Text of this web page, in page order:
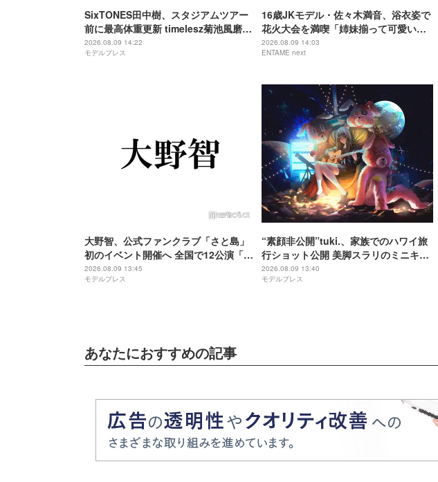
SixTONES田中樹、スタジアムツアー
前に最高体重更新 timelesz菊池風磨か
らのアドバイスにツッコミ「聞いてた
話と違うじゃないか！」
2026.08.09 14:22
モデルプレス
16歳JKモデル・佐々木満音、浴衣姿で
花火大会を満喫「姉妹揃って可愛いす
ぎ」
2026.08.09 14:03
ENTAME next
大野智、公式ファンクラブ「さと島」
初のイベント開催へ 全国で12公演「近
い距離で会えることを楽しみにしてま
す」【日程】
2026.08.09 13:45
モデルプレス
“素顔非公開”tuki.、家族でのハワイ旅
行ショット公開 美脚スラリのミニキャ
ミワンピ姿に「スタイル良すぎる」
「透き通るような透明感」と反響
2026.08.09 13:40
モデルプレス
あなたにおすすめの記事